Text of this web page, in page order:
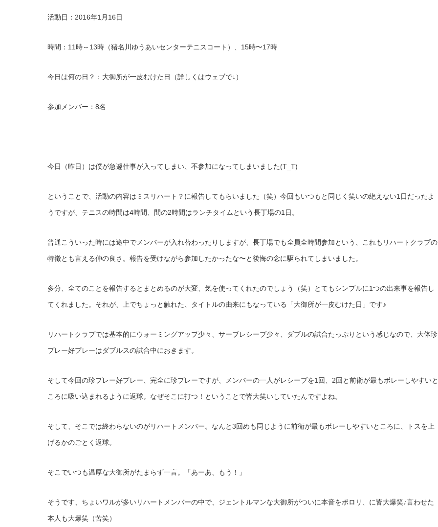
活動日：2016年1月16日
時間：11時～13時（猪名川ゆうあいセンターテニスコート）、15時〜17時
今日は何の日？：大御所が一皮むけた日（詳しくはウェブで↓）
参加メンバー：8名
今日（昨日）は僕が急遽仕事が入ってしまい、不参加になってしまいました(T_T)
ということで、活動の内容はミスリハート？に報告してもらいました（笑）今回もいつもと同じく笑いの絶えない1日だったよ
うですが、テニスの時間は4時間、間の2時間はランチタイムという長丁場の1日。
普通こういった時には途中でメンバーが入れ替わったりしますが、長丁場でも全員全時間参加という、これもリハートクラブの
特徴とも言える仲の良さ。報告を受けながら参加したかったな〜と後悔の念に駆られてしまいました。
多分、全てのことを報告するとまとめるのが大変、気を使ってくれたのでしょう（笑）とてもシンプルに1つの出来事を報告し
てくれました。それが、上でちょっと触れた、タイトルの由来にもなっている「大御所が一皮むけた日」です♪
リハートクラブでは基本的にウォーミングアップ少々、サーブレシーブ少々、ダブルの試合たっぷりという感じなので、大体珍
プレー好プレーはダブルスの試合中におきます。
そして今回の珍プレー好プレー、完全に珍プレーですが、メンバーの一人がレシーブを1回、2回と前衛が最もボレーしやすいと
ころに吸い込まれるように返球。なぜそこに打つ！ということで皆大笑いしていたんですよね。
そして、そこでは終わらないのがリハートメンバー。なんと3回めも同じように前衛が最もボレーしやすいところに、トスを上
げるかのごとく返球。
そこでいつも温厚な大御所がたまらず一言。「あーあ、もう！」
そうです、ちょいワルが多いリハートメンバーの中で、ジェントルマンな大御所がついに本音をポロリ、に皆大爆笑♪言わせた
本人も大爆笑（苦笑）